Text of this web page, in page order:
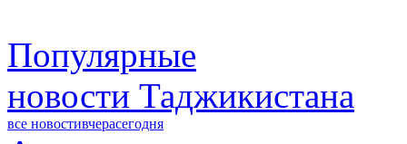
Популярные
новости Таджикистана
все новостивчерасегодня